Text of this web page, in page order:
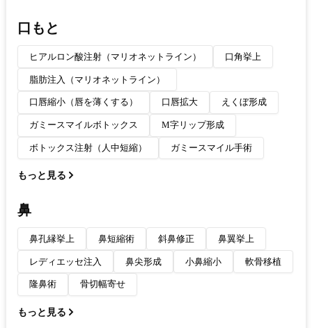
口もと
ヒアルロン酸注射（マリオネットライン） 口角挙上
脂肪注入（マリオネットライン）
口唇縮小（唇を薄くする） 口唇拡大 えくぼ形成
ガミースマイルボトックス M字リップ形成
ボトックス注射（人中短縮） ガミースマイル手術
もっと見る
鼻
鼻孔縁挙上 鼻短縮術 斜鼻修正 鼻翼挙上
レディエッセ注入 鼻尖形成 小鼻縮小 軟骨移植
隆鼻術 骨切幅寄せ
もっと見る